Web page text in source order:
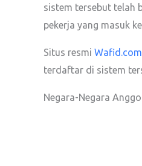
sistem tersebut telah
pekerja yang masuk
Situs resmi Wafid.com
terdaftar di sistem
Negara-Negara